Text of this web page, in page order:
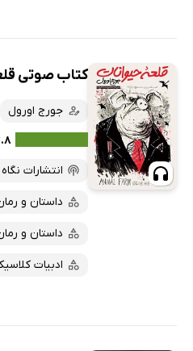
کتاب صوتی
جورج اورول
انتشارات
داستان و
داستان و
ادبیات